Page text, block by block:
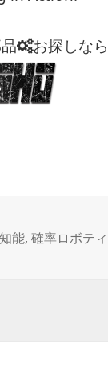
お探しなら
能,確率ロボテ